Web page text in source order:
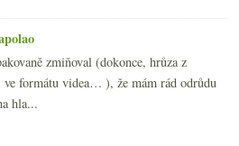
zmiňoval (dokonce, hrůza z
ve formátu videa… ), že mám rád odrůdu
hla...